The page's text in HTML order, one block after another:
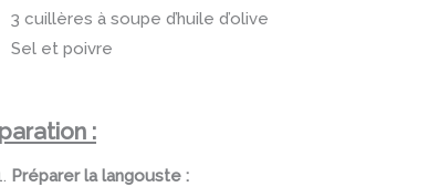
3 cuillères à soupe d’huile d’olive
Sel et poivre
:
Préparer la langouste :